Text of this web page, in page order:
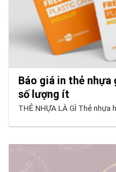
Báo giá in thẻ nhựa
số lượng ít
THẺ NHỰA LÀ GÌ Thẻ nhựa